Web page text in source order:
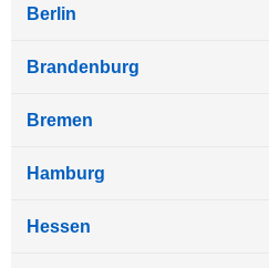
Berlin
Brandenburg
Bremen
Hamburg
Hessen